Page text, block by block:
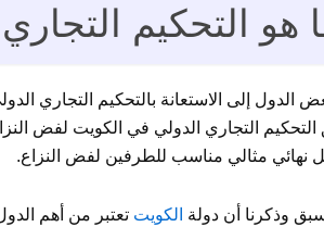
هو التحكيم
الدول إلى الاستعانة بالتحكيم التجاري
التحكيم التجاري الدولي في الكويت لفض
نهائي مثالي مناسب للطرفين لفض النزاع.
وذكرنا أن دولة الكويت تعتبر من أهم